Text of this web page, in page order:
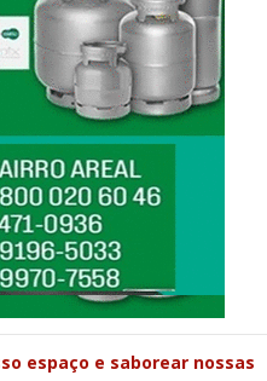
espaço e saborear nossas